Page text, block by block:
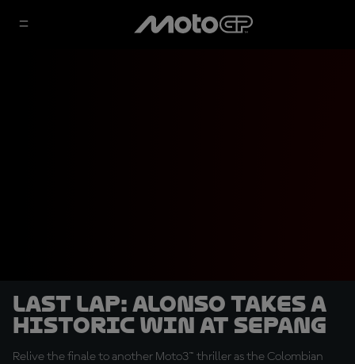
LAST LAP: Alonso takes a
historic win at Sepang
Relive the finale to another Moto3™ thriller as the Colombian